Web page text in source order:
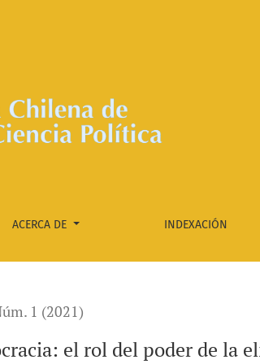
ACERCA DE INDEXACIÓN
1 (2021)
el rol del poder de la